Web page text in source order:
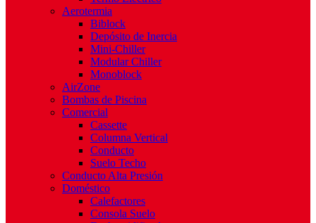
Aerotermia
Biblock
Depósito de Inercia
Mini-Chiller
Modular Chiller
Monoblock
AirZone
Bombas de Piscina
Comercial
Cassette
Columna Vertical
Conducto
Suelo Techo
Conducto Alta Presión
Doméstico
Calefactores
Consola Suelo